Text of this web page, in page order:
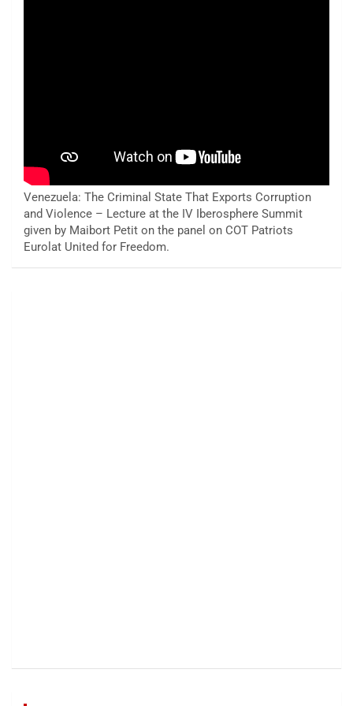
Venezuela: The Criminal State That Exports Corruption
and Violence – Lecture at the IV Iberosphere Summit
given by Maibort Petit on the panel on COT Patriots
Eurolat United for Freedom.